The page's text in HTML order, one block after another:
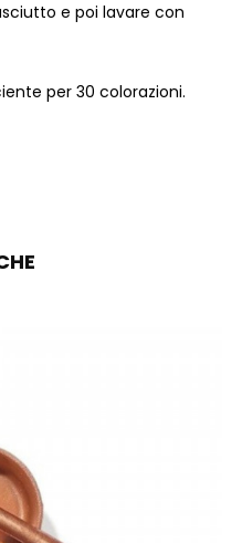
e poi lavare con
per 30 colorazioni.